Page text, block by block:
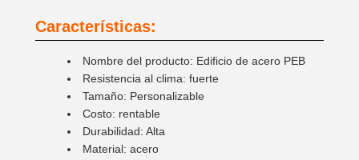
Características:
Nombre del producto: Edificio de acero PEB
Resistencia al clima: fuerte
Tamaño: Personalizable
Costo: rentable
Durabilidad: Alta
Material: acero